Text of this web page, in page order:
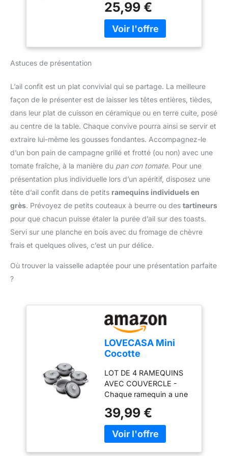
parfaits : peut contenir
environ trois pommes de
terre de la taille d'un
poing ; dimensions
compactes de 14 x 14 x
cuisines intérieures ou le
camping en plein air.
Utilisation polyvalente :
fonctionne comme
boulanger à l'ail,
rôtissoire de pommes de
terre, ou pour mini
cocotte ; convient pour
les barbecues, les poêles
à bois, les fours, et
diverses collections
d'ustensiles de cuisine.
Entretien et entretien
faciles : la surface pré-
de nettoyants agressifs ;
il suffit de l'essuyer avec
un chiffon humide après
préparation de votre
prochain repas.
emballage cadeau. Pour
un rangement
hygiénique des poireaux,
max. : 14,5 cm, hauteur :
14 cm, poids : 750 g,
carton d’emballage : 15 x
15 x 11,5 cm. Trous
d'aération pour une
circulation de l'air
optimale et une meilleure
aliments. Pour un
stockage optimal dans :
les cuisines, les caves,
les maisons, les hôtels-
Utilisable dans les
secteurs de la
gastronomie et du
25,99 €
Astuces de présentation
L’ail confit est un plat convivial qui se partage. La meilleure
façon de le présenter est de laisser les têtes entières, tièdes,
dans leur plat de cuisson en céramique ou en terre cuite, posé
au centre de la table. Chaque convive pourra ainsi se servir et
extraire lui-même les gousses fondantes. Accompagnez-le
d’un bon pain de campagne grillé et frotté (ou non) avec une
tomate fraîche, à la manière du pan con tomate. Pour une
présentation plus individuelle lors d’un apéritif, disposez une
tête d’ail confit dans de petits ramequins individuels en
grès. Prévoyez de petits couteaux à beurre ou des tartineurs
pour que chacun puisse étaler la purée d’ail sur des toasts.
Servi sur une planche en bois avec du fromage de chèvre
frais et quelques olives, c’est un pur délice.
Où trouver la vaisselle adaptée pour une présentation parfaite
?
LOVECASA Mini
Cocotte
Grès pour four avec
Couvercle - 4 X
380ml Petite
Cocottes Ronde
Ramequin Crème
Brûlée pour la
Cuisson - Passe au
Lave-vaisselle -
LOT DE 4 RAMEQUINS
AVEC COUVERCLE -
Chaque ramequin a une
un diamètre (la distance
d'un bord à l'autre) de
123mm. Cela leur donne
39,99 €